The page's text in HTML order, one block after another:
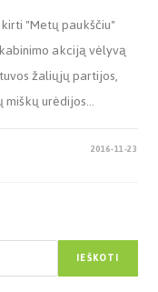
"Metų paukščiu"
akciją vėlyvą
žaliųjų partijos,
miškų urėdijos…
2016-11-23
IEŠKOTI